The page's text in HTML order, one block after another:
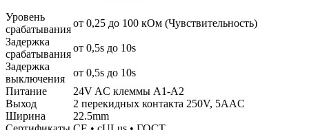
Уровень
срабатывания
от 0,25 до 100 кОм (Чувствительность)
Задержка
срабатывания
от 0,5s до 10s
Задержка
выключения
от 0,5s до 10s
Питание
24V AC клеммы A1-A2
Выход
2 перекидных контакта 250V, 5AAC
Ширина
22.5mm